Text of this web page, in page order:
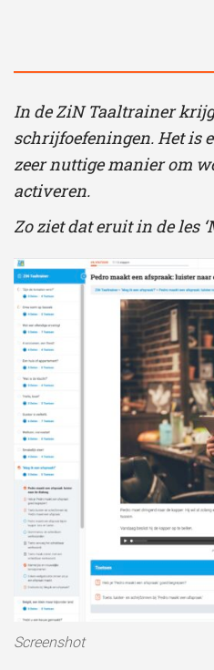
In de ZiN Taaltrainer
schrijfoefeningen. Het is
zeer nuttige manier om
activeren.
Zo ziet dat eruit in de les
Screenshot